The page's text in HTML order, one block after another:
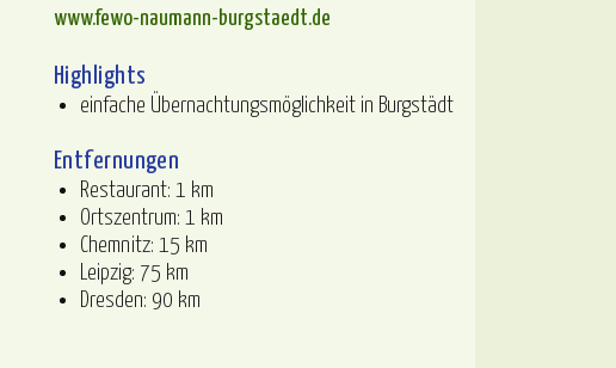
www.fewo-naumann-burgstaedt.de
Highlights
einfache Übernachtungsmöglichkeit in Burgstädt
Entfernungen
Restaurant: 1 km
Ortszentrum: 1 km
Chemnitz: 15 km
Leipzig: 75 km
Dresden: 90 km